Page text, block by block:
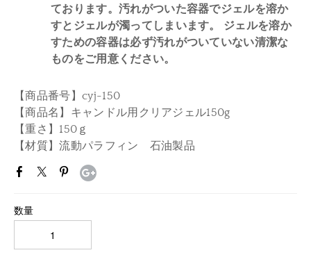
ております。汚れがついた容器でジェルを溶か
すとジェルが濁ってしまいます。 ジェルを溶か
すための容器は必ず汚れがついていない清潔な
ものをご用意ください。
【商品番号】cyj-150
【商品名】キャンドル用クリアジェル150g
【重さ】150ｇ
【材質】流動パラフィン 石油製品
数量